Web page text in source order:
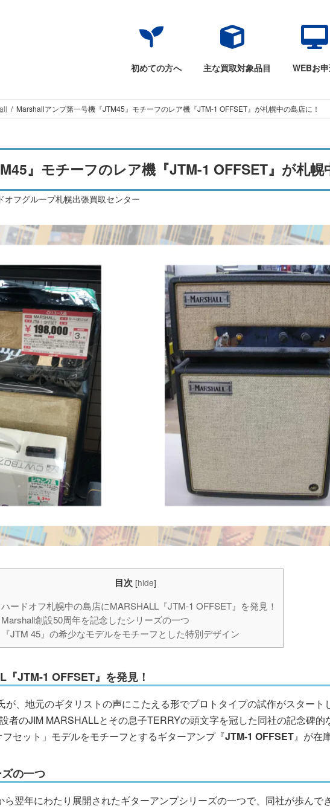
初めての方へ 主な買取対象品目 WEBお
Marshallアンプ第一号機『JTM45』モチーフのレア機『JTM-1 OFFSET』が札幌中の島店に！
』モチーフのレア機『JTM-1 OFFSET』が札幌
オフグループ札幌出張買取センター
目次 [hide]
ードオフ札幌中の島店にMARSHALL『JTM-1 OFFSET』を発見！
創設50周年を記念したシリーズの一つ
JTM 45』の希少なモデルをモチーフとした特別デザイン
『JTM-1 OFFSET』を発見！
、地元のギタリストの声にこたえる形でプロトタイプの試作がスター
者のJIM MARSHALLとその息子TERRYの頭文字を冠した同社の記念碑
セット」モデルをモチーフとするギターアンプ『JTM-1 OFFSET』が在
の一つ
翌年にわたり展開されたギターアンプシリーズの一つで、同社が歩んで